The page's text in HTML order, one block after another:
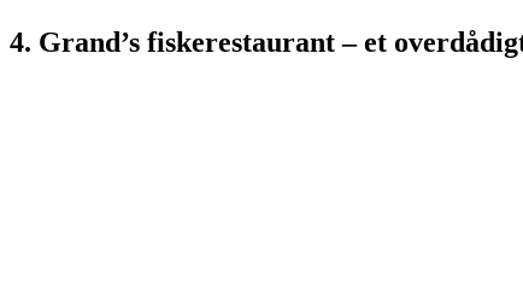
4. Grand’s fiskerestaurant – et